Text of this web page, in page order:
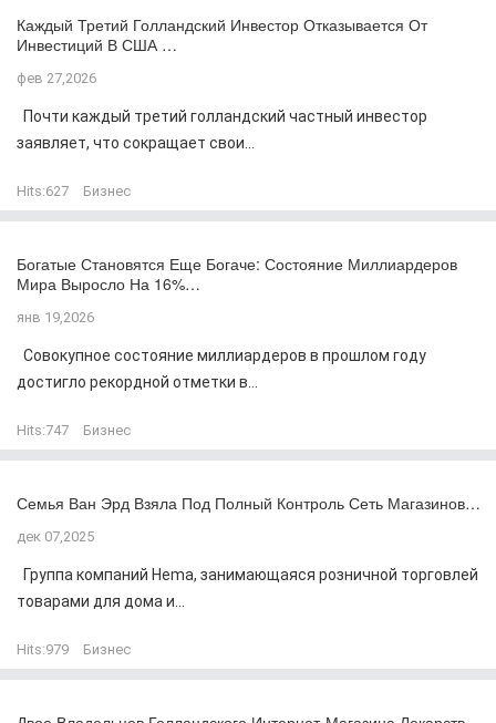
Каждый Третий Голландский Инвестор Отказывается От
Инвестиций В США …
фев 27,2026
Почти каждый третий голландский частный инвестор
заявляет, что сокращает свои...
Hits:627 Бизнес
Богатые Становятся Еще Богаче: Состояние Миллиардеров
Мира Выросло На 16%…
янв 19,2026
Совокупное состояние миллиардеров в прошлом году
достигло рекордной отметки в...
Hits:747 Бизнес
Семья Ван Эрд Взяла Под Полный Контроль Сеть Магазинов…
дек 07,2025
Группа компаний Hema, занимающаяся розничной торговлей
товарами для дома и...
Hits:979 Бизнес